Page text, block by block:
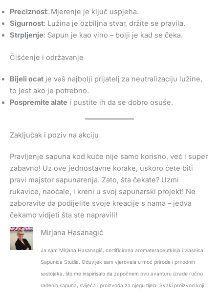
Preciznost: Mjerenje je ključ uspjeha.
Sigurnost: Lužina je ozbiljna stvar, držite se pravila.
Strpljenje: Sapun je kao vino – bolji je kad se čeka.
Čišćenje i održavanje
Bijeli ocat je vaš najbolji prijatelj za neutralizaciju lužine,
to jest ako je potrebno.
Pospremite alate i pustite ih da se dobro osuše.
Zaključak i poziv na akciju
Pravljenje sapuna kod kuće nije samo korisno, već i super
zabavno! Uz ove jednostavne korake, uskoro ćete biti
pravi majstor sapunarenja. Zato, šta čekate? Uzmi
rukavice, naočale, i kreni u svoj sapunarski projekt! Ne
zaboravite da podijelite svoje kreacije s nama – jedva
čekamo vidjeti šta ste napravili!
Mirjana Hasanagić
Ja sam Mirjana Hasanagić, certificirana aromaterapeutkinja i vlasnica
Sapunica Studia. Oduvijek sam vjerovala u moć prirode i prirodnih
sastojaka, što me inspirisalo da započnem ovu avanturu izrade ručno
rađenih sapuna, svijeća i proizvoda za njegu tijela. Svaki proizvod koji